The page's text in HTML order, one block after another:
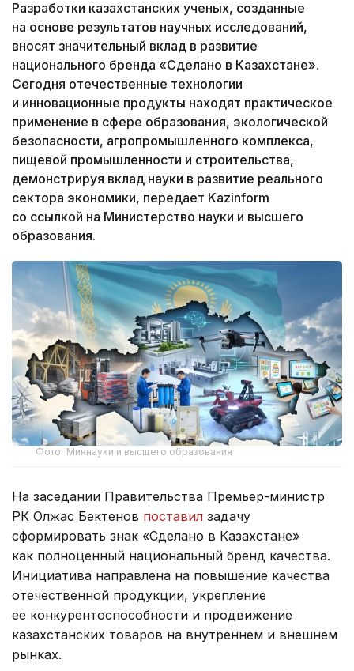
Разработки казахстанских ученых, созданные
на основе результатов научных исследований,
вносят значительный вклад в развитие
национального бренда «Сделано в Казахстане».
Сегодня отечественные технологии
и инновационные продукты находят практическое
применение в сфере образования, экологической
безопасности, агропромышленного комплекса,
пищевой промышленности и строительства,
демонстрируя вклад науки в развитие реального
сектора экономики, передает Kazinform
со ссылкой на Министерство науки и высшего
образования.
Фото: Миннауки и высшего образования
На заседании Правительства Премьер-министр
РК Олжас Бектенов поставил задачу
сформировать знак «Сделано в Казахстане»
как полноценный национальный бренд качества.
Инициатива направлена на повышение качества
отечественной продукции, укрепление
ее конкурентоспособности и продвижение
казахстанских товаров на внутреннем и внешнем
рынках.